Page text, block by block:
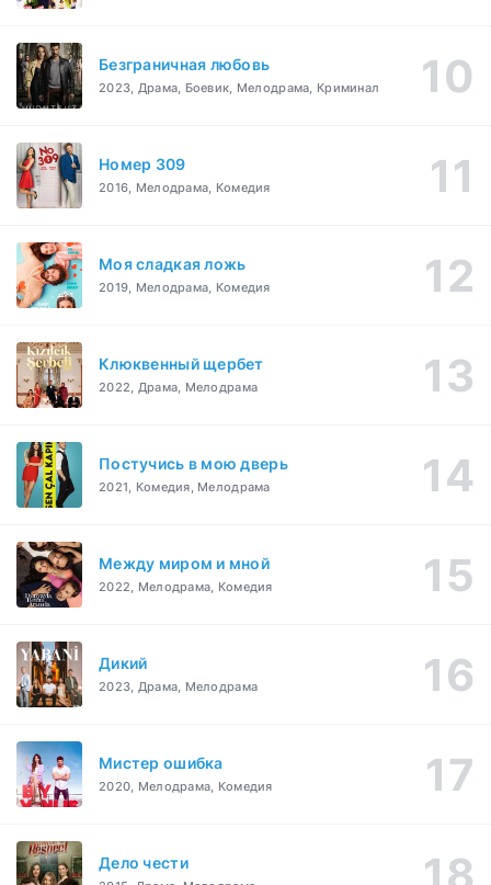
Безграничная любовь
2023, Драма, Боевик, Мелодрама, Криминал
Номер 309
2016, Мелодрама, Комедия
Моя сладкая ложь
2019, Мелодрама, Комедия
Клюквенный щербет
2022, Драма, Мелодрама
Постучись в мою дверь
2021, Комедия, Мелодрама
Между миром и мной
2022, Мелодрама, Комедия
Дикий
2023, Драма, Мелодрама
Мистер ошибка
2020, Мелодрама, Комедия
Дело чести